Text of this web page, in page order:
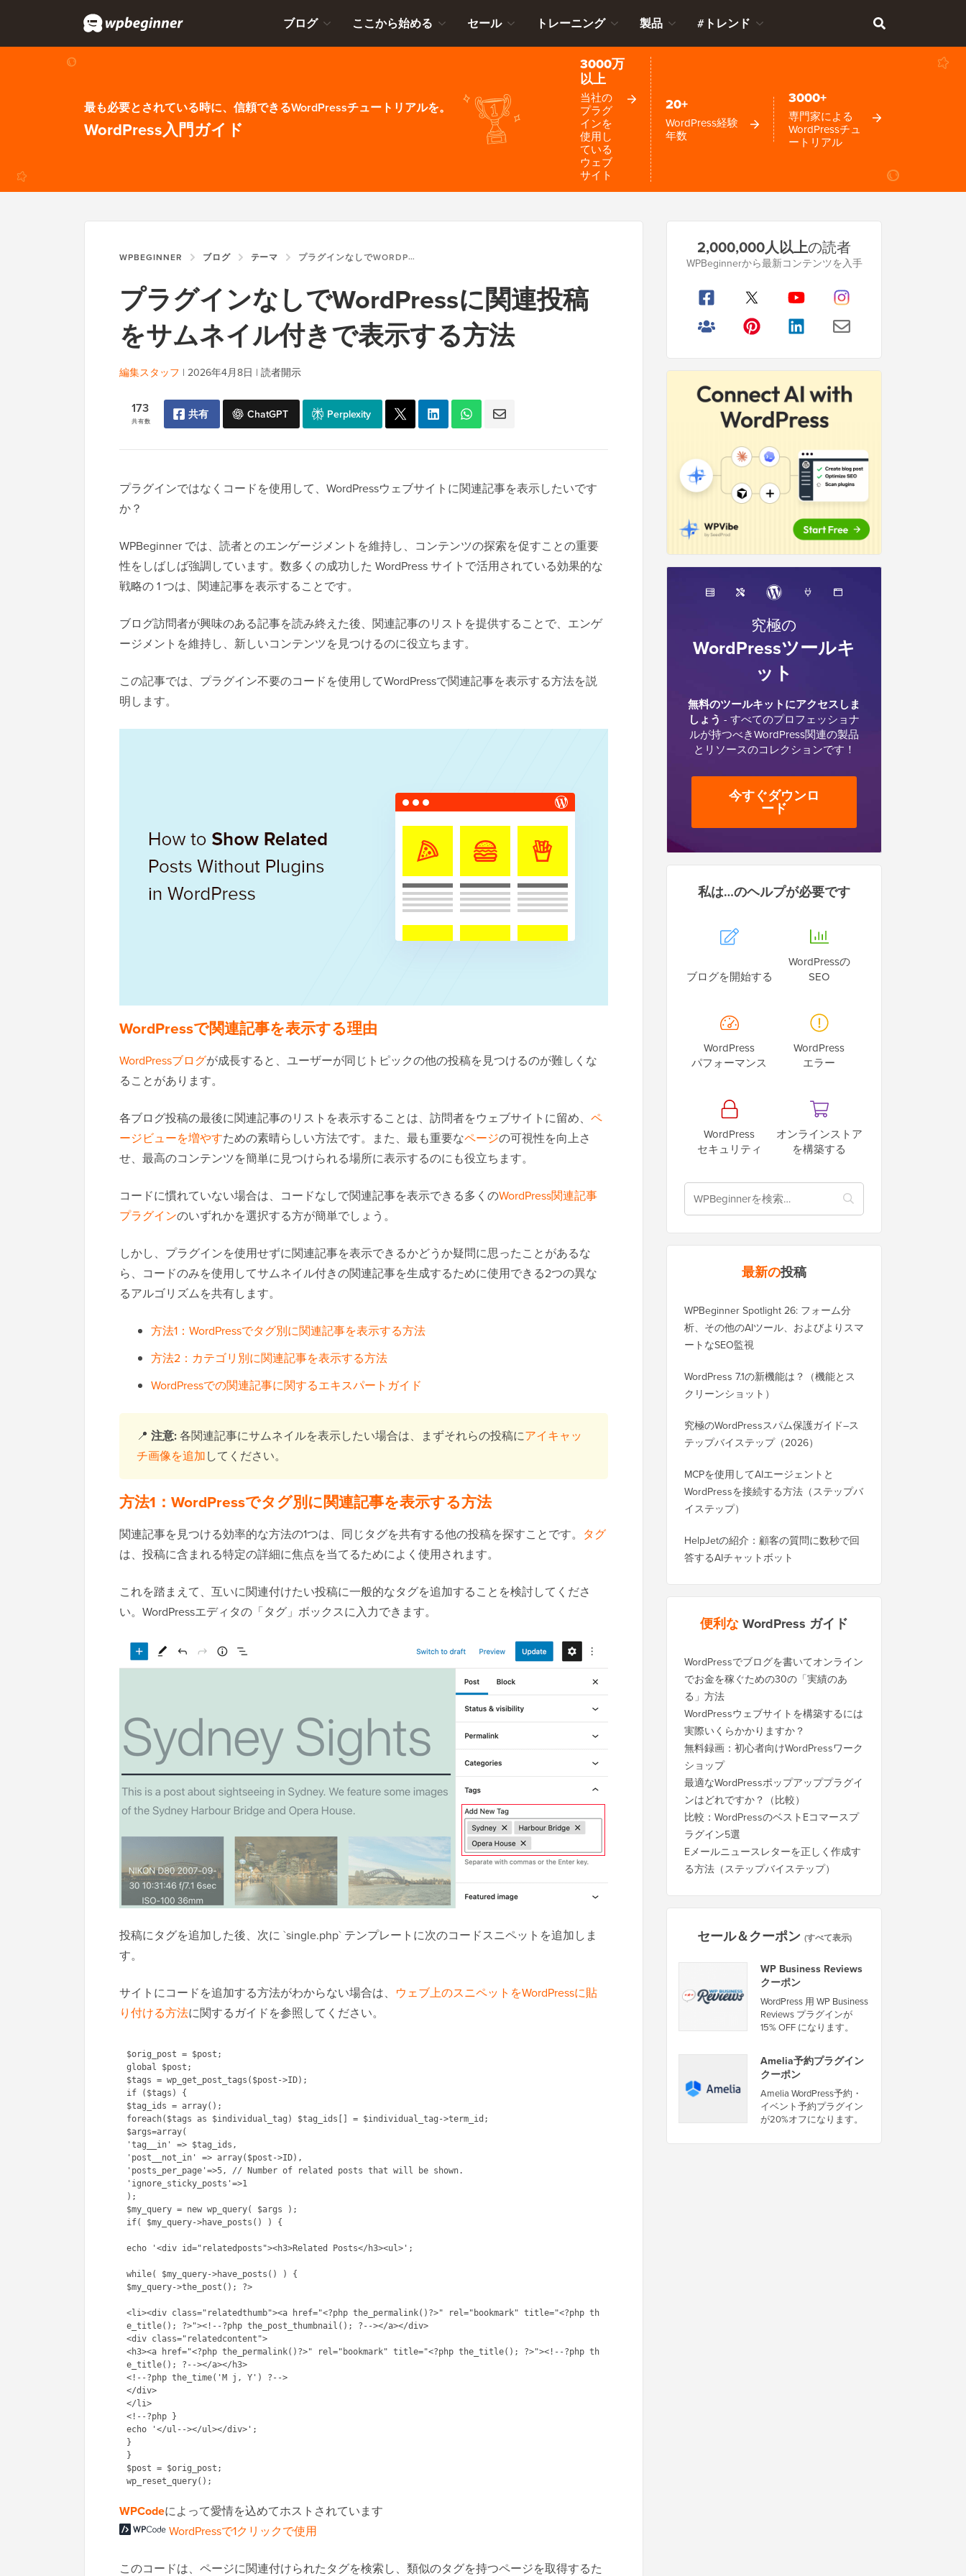
ブログ ここから始める セール トレーニング 製品 #トレンド
最も必要とされている時に、信頼できるWordPressチュートリアルを。
WordPress入門ガイド
3000万
以上
当社の
プラグ
インを
使用し
ている
ウェブ
サイト
20+
WordPress経験
年数
3000+
専門家による
WordPressチュ
ートリアル
WPBEGINNER ブログ テーマ プラグインなしでWORDPRESSに関連投稿をサムネイル付きで表示する方法
プラグインなしでWordPressに関連投稿
をサムネイル付きで表示する方法
編集スタッフ | 2026年4月8日 | 読者開示
共有数
173 共有 ChatGPT Perplexity
プラグインではなくコードを使用して、WordPressウェブサイトに関連記事を表示したいです
か？
WPBeginner では、読者とのエンゲージメントを維持し、コンテンツの探索を促すことの重要
性をしばしば強調しています。数多くの成功した WordPress サイトで活用されている効果的な
戦略の 1 つは、関連記事を表示することです。
ブログ訪問者が興味のある記事を読み終えた後、関連記事のリストを提供することで、エンゲ
ージメントを維持し、新しいコンテンツを見つけるのに役立ちます。
この記事では、プラグイン不要のコードを使用してWordPressで関連記事を表示する方法を説
明します。
WordPressで関連記事を表示する理由
WordPressブログが成長すると、ユーザーが同じトピックの他の投稿を見つけるのが難しくな
ることがあります。
各ブログ投稿の最後に関連記事のリストを表示することは、訪問者をウェブサイトに留め、 ペ
ージビューを増やすための素晴らしい方法です。また、最も重要なページの可視性を向上さ
せ、最高のコンテンツを簡単に見つけられる場所に表示するのにも役立ちます。
コードに慣れていない場合は、コードなしで関連記事を表示できる多くのWordPress関連記事
プラグインのいずれかを選択する方が簡単でしょう。
しかし、プラグインを使用せずに関連記事を表示できるかどうか疑問に思ったことがあるな
ら、コードのみを使用してサムネイル付きの関連記事を生成するために使用できる2つの異な
るアルゴリズムを共有します。
方法1：WordPressでタグ別に関連記事を表示する方法
方法2：カテゴリ別に関連記事を表示する方法
WordPressでの関連記事に関するエキスパートガイド
📍 注意:各関連記事にサムネイルを表示したい場合は、まずそれらの投稿にアイキャッ
チ画像を追加してください。
方法1：WordPressでタグ別に関連記事を表示する方法
関連記事を見つける効率的な方法の1つは、同じタグを共有する他の投稿を探すことです。 タグ
は、投稿に含まれる特定の詳細に焦点を当てるためによく使用されます。
これを踏まえて、互いに関連付けたい投稿に一般的なタグを追加することを検討してくださ
い。WordPressエディタの「タグ」ボックスに入力できます。
投稿にタグを追加した後、次に `single.php` テンプレートに次のコードスニペットを追加しま
す。
サイトにコードを追加する方法がわからない場合は、 ウェブ上のスニペットをWordPressに貼
り付ける方法に関するガイドを参照してください。
$orig_post = $post;
global $post;
$tags = wp_get_post_tags($post->ID);
if ($tags) {
$tag_ids = array();
foreach($tags as $individual_tag) $tag_ids[] = $individual_tag->term_id;
$args=array(
'tag__in' => $tag_ids,
'post__not_in' => array($post->ID),
'posts_per_page'=>5, // Number of related posts that will be shown.
'ignore_sticky_posts'=>1
);
$my_query = new wp_query( $args );
if( $my_query->have_posts() ) {
echo '<div id="relatedposts"><h3>Related Posts</h3><ul>';
while( $my_query->have_posts() ) {
$my_query->the_post(); ?>
<li><div class="relatedthumb"><a href="<?php the_permalink()?>" rel="bookmark" title="<?php th
e_title(); ?>"><!--?php the_post_thumbnail(); ?--></a></div>
<div class="relatedcontent">
<h3><a href="<?php the_permalink()?>" rel="bookmark" title="<?php the_title(); ?>"><!--?php th
e_title(); ?--></a></h3>
<!--?php the_time('M j, Y') ?-->
</div>
</li>
<!--?php }
echo '</ul--></ul></div>';
}
}
$post = $orig_post;
WPCodeによって愛情を込めてホストされています
WordPressで1クリックで使用
このコードは、ページに関連付けられたタグを検索し、類似のタグを持つページを取得するた
サ
ー
2,000,000人以上の読者
WPBeginnerから最新コンテンツを入手
究極の
WordPressツールキ
ット
無料のツールキットにアクセスしま
しょう - すべてのプロフェッショナ
ルが持つべきWordPress関連の製品
とリソースのコレクションです！
今すぐダウンロ
ード
私は…のヘルプが必要です
ブログを開始する
WordPressの
SEO
WordPress
パフォーマンス
WordPress
エラー
WordPress
セキュリティ
オンラインストア
を構築する
最新の投稿
WPBeginner Spotlight 26: フォーム分
析、その他のAIツール、およびよりスマ
ートなSEO監視
WordPress 7.1の新機能は？（機能とス
クリーンショット）
究極のWordPressスパム保護ガイド–ス
テップバイステップ（2026）
MCPを使用してAIエージェントと
WordPressを接続する方法（ステップバ
イステップ）
HelpJetの紹介：顧客の質問に数秒で回
答するAIチャットボット
便利なWordPress ガイド
WordPressでブログを書いてオンライン
でお金を稼ぐための30の「実績のあ
る」方法
WordPressウェブサイトを構築するには
実際いくらかかりますか？
無料録画：初心者向けWordPressワーク
ショップ
最適なWordPressポップアッププラグイ
ンはどれですか？（比較）
比較：WordPressのベストEコマースプ
ラグイン5選
Eメールニュースレターを正しく作成す
る方法（ステップバイステップ）
セール＆クーポン (すべて表示)
WP Business Reviews
クーポン
WordPress 用 WP Business
Reviews プラグインが
15% OFF になります。
Amelia予約プラグイン
クーポン
Amelia WordPress予約・
イベント予約プラグイン
が20%オフになります。